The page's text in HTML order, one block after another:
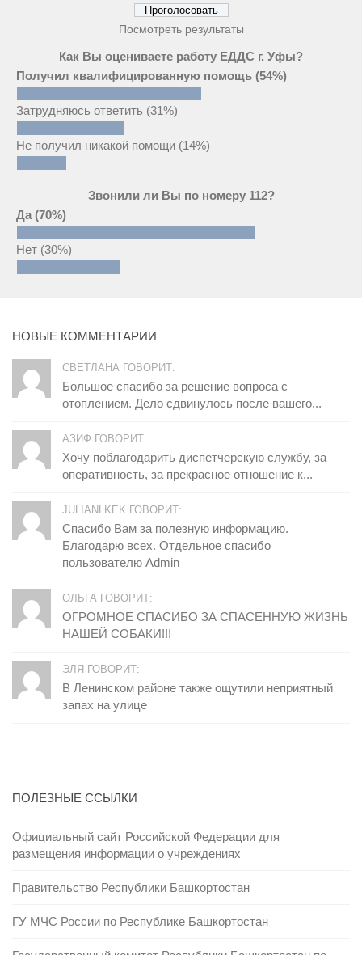
Посмотреть результаты
Как Вы оцениваете работу ЕДДС г. Уфы?
Получил квалифицированную помощь (54%)
Затрудняюсь ответить (31%)
Не получил никакой помощи (14%)
Звонили ли Вы по номеру 112?
Да (70%)
Нет (30%)
НОВЫЕ КОММЕНТАРИИ
СВЕТЛАНА ГОВОРИТ:
Большое спасибо за решение вопроса с
отоплением. Дело сдвинулось после вашего...
АЗИФ ГОВОРИТ:
Хочу поблагодарить диспетчерскую службу, за
оперативность, за прекрасное отношение к...
JULIANLKEK ГОВОРИТ:
Спасибо Вам за полезную информацию.
Благодарю всех. Отдельное спасибо
пользователю Admin
ОЛЬГА ГОВОРИТ:
ОГРОМНОЕ СПАСИБО ЗА СПАСЕННУЮ ЖИЗНЬ
НАШЕЙ СОБАКИ!!!
ЭЛЯ ГОВОРИТ:
В Ленинском районе также ощутили неприятный
запах на улице
ПОЛЕЗНЫЕ ССЫЛКИ
Официальный сайт Российской Федерации для
размещения информации о учреждениях
Правительство Республики Башкортостан
ГУ МЧС России по Республике Башкортостан